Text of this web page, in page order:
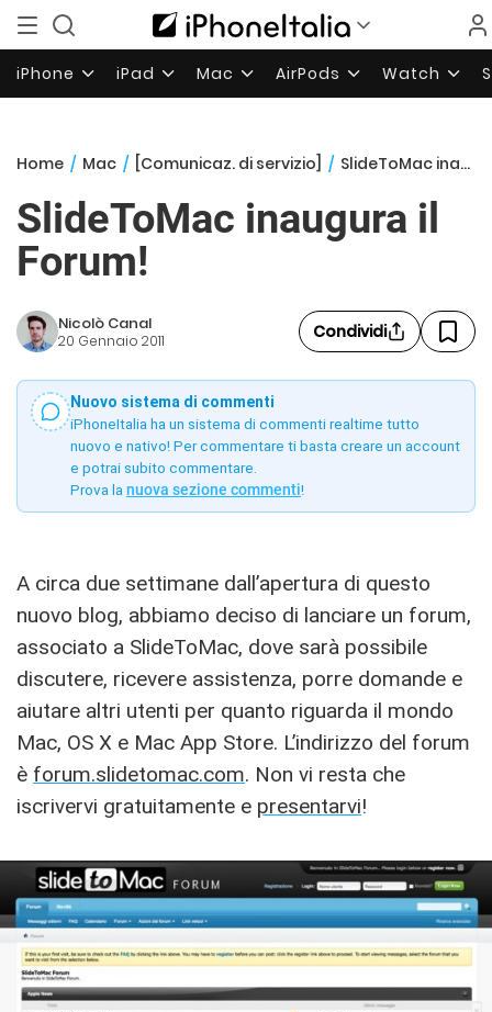
iPhone iPad Mac AirPods Watch
Home / Mac / [Comunicaz. di servizio] / SlideToMac inaugura il Forum!
SlideToMac inaugura il
Forum!
Nicolò Canal
20 Gennaio 2011 Condividi
Nuovo sistema di commenti
iPhoneItalia ha un sistema di commenti realtime tutto
nuovo e nativo! Per commentare ti basta creare un account
e potrai subito commentare.
Prova la nuova sezione commenti!
A circa due settimane dall’apertura di questo
nuovo blog, abbiamo deciso di lanciare un forum,
associato a SlideToMac, dove sarà possibile
discutere, ricevere assistenza, porre domande e
aiutare altri utenti per quanto riguarda il mondo
Mac, OS X e Mac App Store. L’indirizzo del forum
è forum.slidetomac.com. Non vi resta che
iscrivervi gratuitamente e presentarvi!